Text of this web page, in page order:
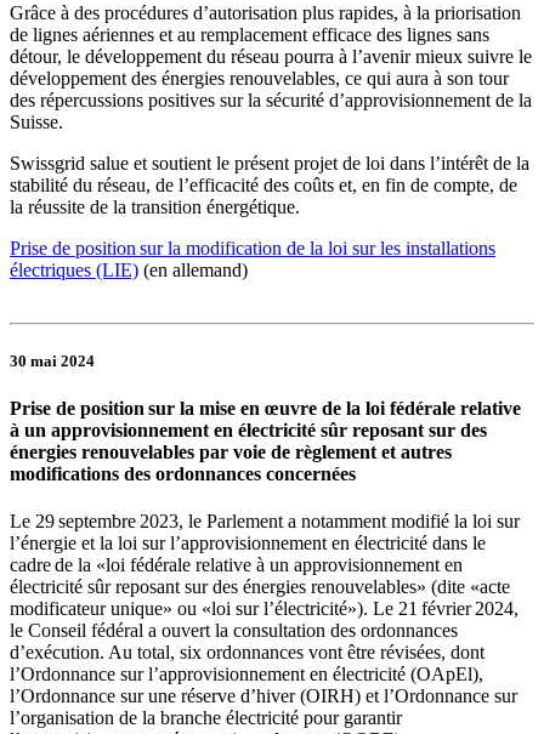
Grâce à des procédures d’autorisation plus rapides, à la priorisation
de lignes aériennes et au remplacement efficace des lignes sans
détour, le développement du réseau pourra à l’avenir mieux suivre le
développement des énergies renouvelables, ce qui aura à son tour
des répercussions positives sur la sécurité d’approvisionnement de la
Suisse.
Swissgrid salue et soutient le présent projet de loi dans l’intérêt de la
stabilité du réseau, de l’efficacité des coûts et, en fin de compte, de
la réussite de la transition énergétique.
Prise de position sur la modification de la loi sur les installations
électriques (LIE) (en allemand)
30 mai 2024
Prise de position sur la mise en œuvre de la loi fédérale relative
à un approvisionnement en électricité sûr reposant sur des
énergies renouvelables par voie de règlement et autres
modifications des ordonnances concernées
Le 29 septembre 2023, le Parlement a notamment modifié la loi sur
l’énergie et la loi sur l’approvisionnement en électricité dans le
cadre de la «loi fédérale relative à un approvisionnement en
électricité sûr reposant sur des énergies renouvelables» (dite «acte
modificateur unique» ou «loi sur l’électricité»). Le 21 février 2024,
le Conseil fédéral a ouvert la consultation des ordonnances
d’exécution. Au total, six ordonnances vont être révisées, dont
l’Ordonnance sur l’approvisionnement en électricité (OApEl),
l’Ordonnance sur une réserve d’hiver (OIRH) et l’Ordonnance sur
l’organisation de la branche électricité pour garantir